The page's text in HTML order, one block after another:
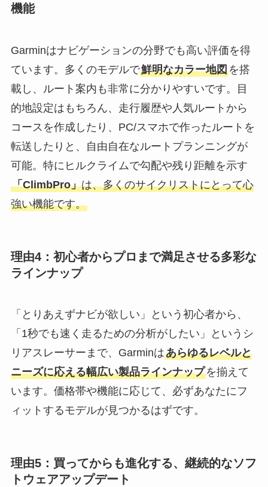
機能
Garminはナビゲーションの分野でも高い評価を得
ています。多くのモデルで鮮明なカラー地図を搭
載し、ルート案内も非常に分かりやすいです。目
的地設定はもちろん、走行履歴や人気ルートから
コースを作成したり、PC/スマホで作ったルートを
転送したりと、自由自在なルートプランニングが
可能。特にヒルクライムで勾配や残り距離を示す
「ClimbPro」は、多くのサイクリストにとって心
強い機能です。
理由4：初心者からプロまで満足させる多彩な
ラインナップ
「とりあえずナビが欲しい」という初心者から、
「1秒でも速く走るための分析がしたい」というシ
リアスレーサーまで、Garminはあらゆるレベルと
ニーズに応える幅広い製品ラインナップを揃えて
います。価格帯や機能に応じて、必ずあなたにフ
ィットするモデルが見つかるはずです。
理由5：買ってからも進化する、継続的なソフ
トウェアアップデート